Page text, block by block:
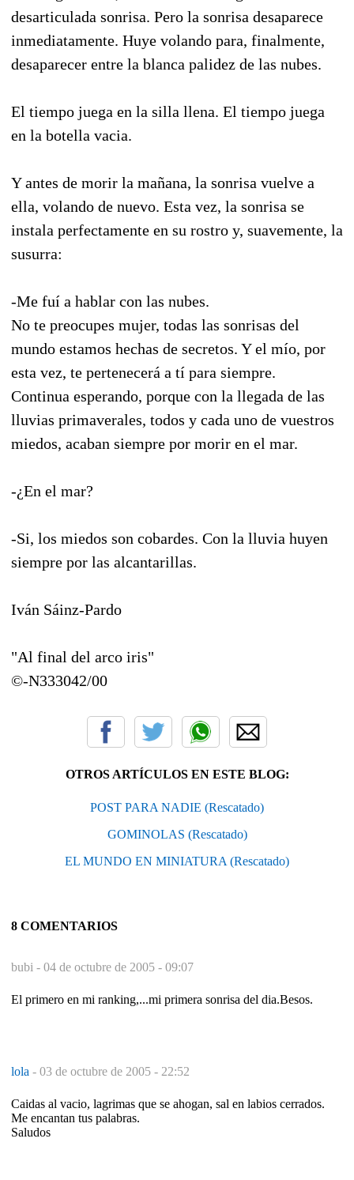
desarticulada sonrisa. Pero la sonrisa desaparece
inmediatamente. Huye volando para, finalmente,
desaparecer entre la blanca palidez de las nubes.
El tiempo juega en la silla llena. El tiempo juega
en la botella vacia.
Y antes de morir la mañana, la sonrisa vuelve a
ella, volando de nuevo. Esta vez, la sonrisa se
instala perfectamente en su rostro y, suavemente, la
susurra:
-Me fuí a hablar con las nubes.
No te preocupes mujer, todas las sonrisas del
mundo estamos hechas de secretos. Y el mío, por
esta vez, te pertenecerá a tí para siempre.
Continua esperando, porque con la llegada de las
lluvias primaverales, todos y cada uno de vuestros
miedos, acaban siempre por morir en el mar.
-¿En el mar?
-Si, los miedos son cobardes. Con la lluvia huyen
siempre por las alcantarillas.
Iván Sáinz-Pardo
"Al final del arco iris"
©-N333042/00
OTROS ARTÍCULOS EN ESTE BLOG:
POST PARA NADIE (Rescatado)
GOMINOLAS (Rescatado)
EL MUNDO EN MINIATURA (Rescatado)
8 COMENTARIOS
bubi - 04 de octubre de 2005 - 09:07
El primero en mi ranking,...mi primera sonrisa del dia.Besos.
lola - 03 de octubre de 2005 - 22:52
Caidas al vacio, lagrimas que se ahogan, sal en labios cerrados.
Me encantan tus palabras.
Saludos